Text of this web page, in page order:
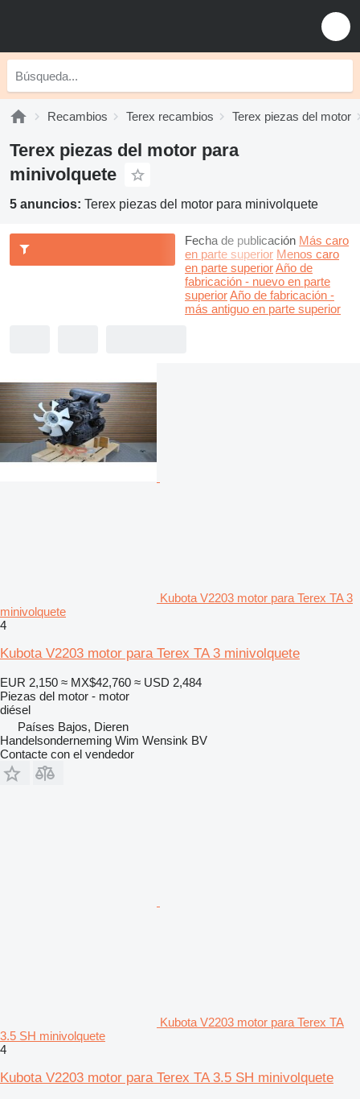
Recambios Terex recambios Terex piezas del motor
Terex piezas del motor para
minivolquete
5 anuncios: Terex piezas del motor para minivolquete
Fecha de publicación Más caro
en parte superior Menos caro
en parte superiorAño de
fabricación - nuevo en parte
superiorAño de fabricación -
más antiguo en parte superior
Kubota V2203 motor para Terex TA 3
minivolquete
4
Kubota V2203 motor para Terex TA 3 minivolquete
EUR 2,150 ≈ MX$42,760 ≈ USD 2,484
Piezas del motor - motor
diésel
Países Bajos, Dieren
Handelsonderneming Wim Wensink BV
Contacte con el vendedor
Kubota V2203 motor para Terex TA
3.5 SH minivolquete
4
Kubota V2203 motor para Terex TA 3.5 SH minivolquete